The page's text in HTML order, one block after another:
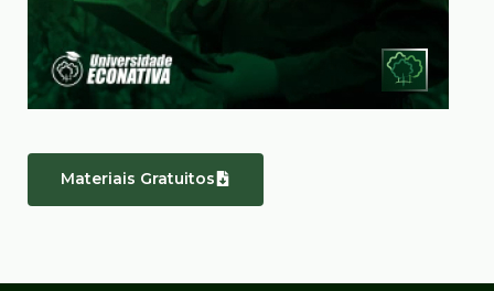
Materiais Gratuitos